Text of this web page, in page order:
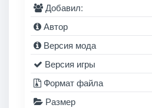
Добавил:
Автор
Версия мода
Версия игры
Формат файла
Размер